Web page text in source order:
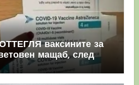
ваксините за
мащаб, след
те причиняват